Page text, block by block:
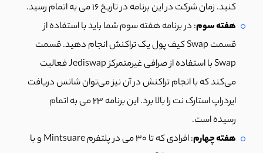
کنید. زمان شرکت در این برنامه در تاریخ 16 می به اتمام رسید.
هفته سوم: در برنامه هفته سوم شما باید با استفاده از
قسمت Swap کیف پول یک تراکنش انجام دهید. قسمت
Swap با استفاده از صرافی غیرمتمرکز Jediswap فعالیت
می‌کند که با انجام تراکنش در آن نیز می‌توان شانس دریافت
ایردراپ استارک نت را بالا برد. این برنامه 23 می به اتمام
رسیده است.
هفته چهارم
: افرادی که تا 30 می در پلتفرم Mintsuare و با